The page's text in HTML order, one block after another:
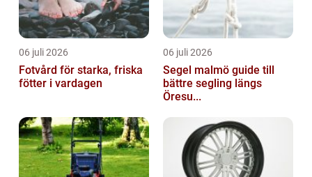
06 juli 2026
Fotvård för starka, friska
fötter i vardagen
06 juli 2026
Segel malmö guide till
bättre segling längs
Öresu...